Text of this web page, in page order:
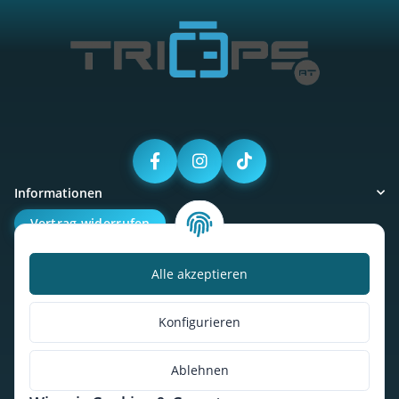
Alle akzeptieren
Konfigurieren
Ablehnen
Informationen
Vertrag widerrufen
Kalorienbedarfsrechner
So findest du uns